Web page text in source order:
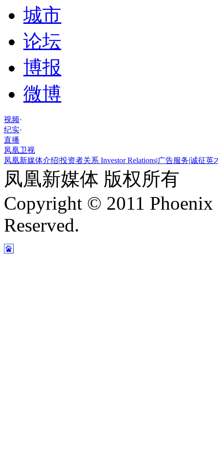
城市
论坛
博报
微博
视频·
纪实·
直播
凤凰卫视
凤凰新媒体介绍|投资者关系 Investor Relations|广告服务|诚征英
凤凰新媒体 版权所有
Copyright © 2011
Reserved.